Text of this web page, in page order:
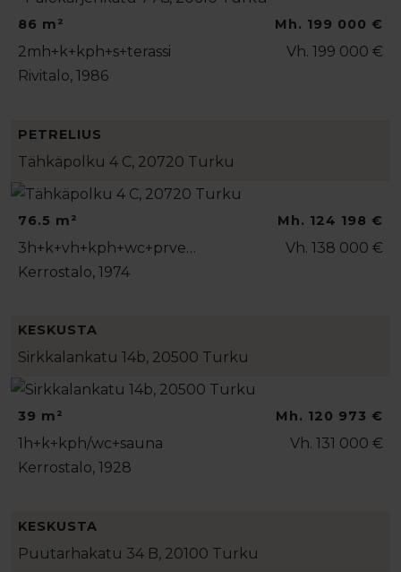
86 m²
2mh+k+kph+s+terassi
Rivitalo, 1986
Mh. 199 000 €
Vh. 199 000 €
PETRELIUS
Tähkäpolku 4 C, 20720 Turku
76.5 m²
3h+k+vh+kph+wc+prve…
Kerrostalo, 1974
Mh. 124 198 €
Vh. 138 000 €
KESKUSTA
Sirkkalankatu 14b, 20500 Turku
39 m²
1h+k+kph/wc+sauna
Kerrostalo, 1928
Mh. 120 973 €
Vh. 131 000 €
KESKUSTA
Puutarhakatu 34 B, 20100 Turku